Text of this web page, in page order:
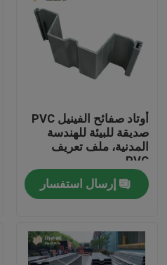
منتجات
أوتاد صفائح الفينيل PVC
صديقة للبيئة للهندسة
المدنية، ملف تعريف
PVC
إرسال استفسار